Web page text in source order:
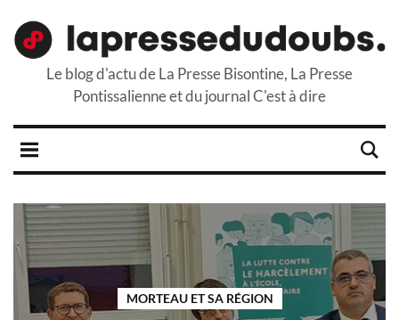
Le blog d'actu de La Presse Bisontine, La Presse
Pontissalienne et du journal C'est à dire
MORTEAU ET SA RÉGION